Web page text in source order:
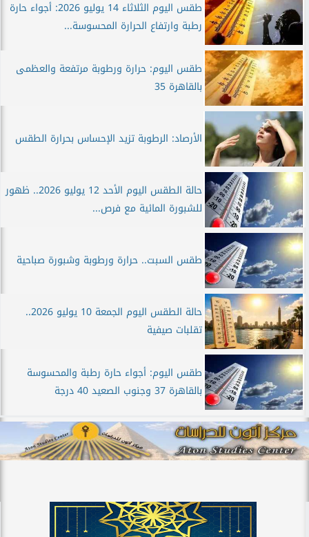
طقس اليوم الثلاثاء 14 يوليو 2026: أجواء حارة
رطبة وارتفاع الحرارة المحسوسة...
طقس اليوم: حرارة ورطوبة مرتفعة والعظمى
بالقاهرة 35
الأرصاد: الرطوبة تزيد الإحساس بحرارة الطقس
حالة الطقس اليوم الأحد 12 يوليو 2026.. ظهور
للشبورة المائية مع فرص...
طقس السبت.. حرارة ورطوبة وشبورة صباحية
حالة الطقس اليوم الجمعة 10 يوليو 2026..
تقلبات صيفية
طقس اليوم: أجواء حارة رطبة والمحسوسة
بالقاهرة 37 وجنوب الصعيد 40 درجة